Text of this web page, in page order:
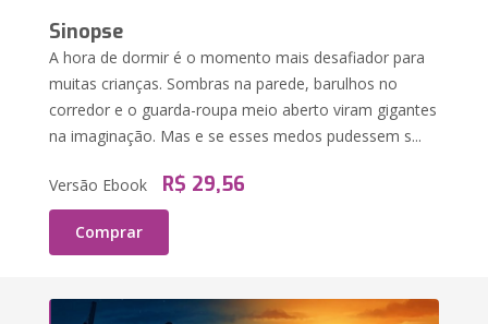
Sinopse
A hora de dormir é o momento mais desafiador para
muitas crianças. Sombras na parede, barulhos no
corredor e o guarda-roupa meio aberto viram gigantes
na imaginação. Mas e se esses medos pudessem s...
Versão Ebook R$ 29,56
Comprar